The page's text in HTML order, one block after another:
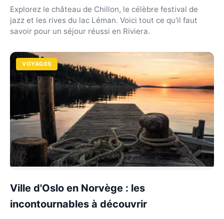
Explorez le château de Chillon, le célèbre festival de
jazz et les rives du lac Léman. Voici tout ce qu'il faut
savoir pour un séjour réussi en Riviera.
VOYAGES
Ville d'Oslo en Norvège : les
incontournables à découvrir